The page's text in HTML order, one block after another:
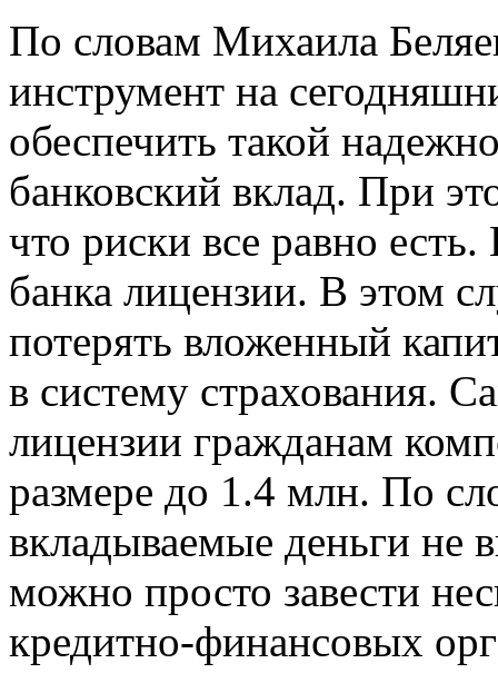
По словам Михаила
инструмент на
обеспечить такой
банковский вклад. При
что риски все равно
банка лицензии. В этом
потерять вложенный
в систему страхования.
лицензии гражданам
размере до 1.4 млн. По
вкладываемые деньги не
можно просто завести
кредитно-финансовых